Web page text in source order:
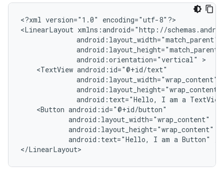
<?xml version="1.0"
encoding="utf-8"?>
<LinearLayout
android:orientation="vertical"
<TextView
android:text="Hello,
I am a
<Button
android:text="Hello,
I am a Button"
</LinearLayout>